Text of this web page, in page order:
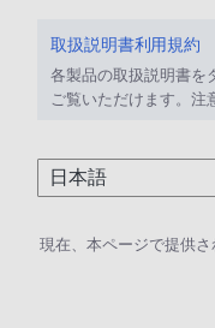
取扱説明書利用規約
各製品の取扱説明書を
ご覧いただけます。注
現在、本ページで提供さ